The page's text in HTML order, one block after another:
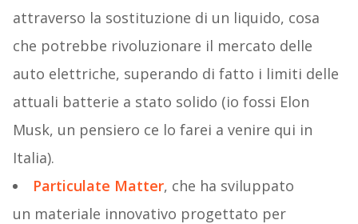
attraverso la sostituzione di un liquido, cosa
che potrebbe rivoluzionare il mercato delle
auto elettriche, superando di fatto i limiti delle
attuali batterie a stato solido (io fossi Elon
Musk, un pensiero ce lo farei a venire qui in
Italia).
Particulate Matter, che ha sviluppato
un materiale innovativo progettato per